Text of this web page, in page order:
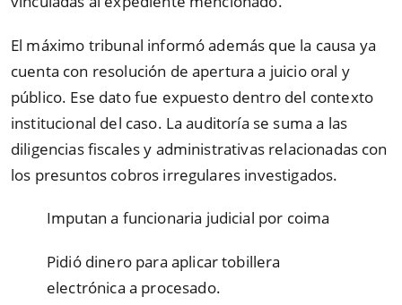
El máximo tribunal informó además que la causa ya
cuenta con resolución de apertura a juicio oral y
público. Ese dato fue expuesto dentro del contexto
institucional del caso. La auditoría se suma a las
diligencias fiscales y administrativas relacionadas con
los presuntos cobros irregulares investigados.
Imputan a funcionaria judicial por coima
Pidió dinero para aplicar tobillera
electrónica a procesado.